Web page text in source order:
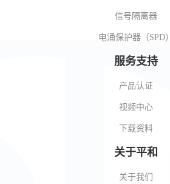
信号隔离器
电涌保护器（SPD）
服务支持
产品认证
视频中心
下载资料
关于平和
关于我们